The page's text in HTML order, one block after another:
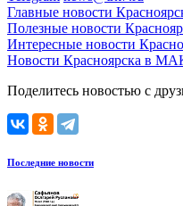
Главные новости
Полезные новости
Интересные новости
Новости Красноярска в
Поделитесь новостью с
Последние новости